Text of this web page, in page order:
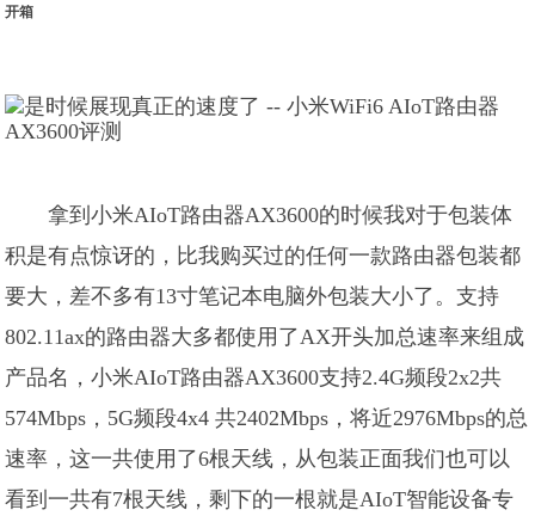
开箱
拿到小米AIoT路由器AX3600的时候我对于包装体
积是有点惊讶的，比我购买过的任何一款路由器包装都
要大，差不多有13寸笔记本电脑外包装大小了。支持
802.11ax的路由器大多都使用了AX开头加总速率来组成
产品名，小米AIoT路由器AX3600支持2.4G频段2x2共
574Mbps，5G频段4x4 共2402Mbps，将近2976Mbps的总
速率，这一共使用了6根天线，从包装正面我们也可以
看到一共有7根天线，剩下的一根就是AIoT智能设备专